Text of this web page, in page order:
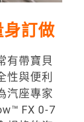
訂做
有帶寶貝
性與便利
汽座專家
FX 0-7